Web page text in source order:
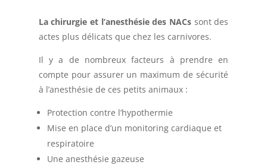
La chirurgie et l’anesthésie des NACssont des
actes plus délicats que chez les carnivores.
Il y a de nombreux facteurs à prendre en
compte pour assurer un maximum de sécurité
à l’anesthésie de ces petits animaux :
Protection contre l’hypothermie
Mise en place d’un monitoring cardiaque et
respiratoire
Une anesthésie gazeuse